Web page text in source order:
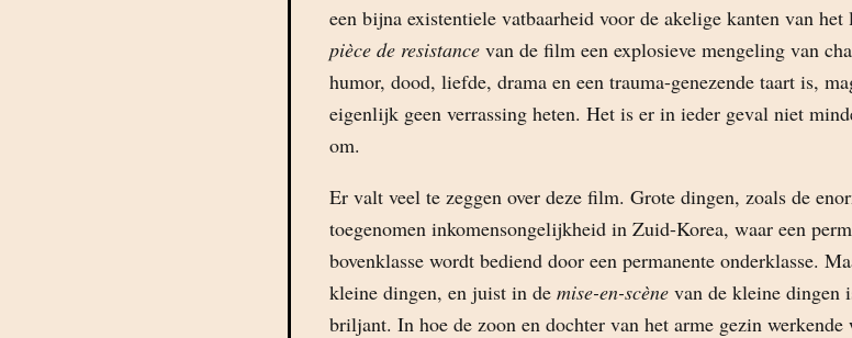
een bijna existentiele vatbaarheid voor de akelige kanten van
pièce de resistance van de film een explosieve mengeling van
humor, dood, liefde, drama en een trauma-genezende taart is,
eigenlijk geen verrassing heten. Het is er in ieder geval niet
om.
Er valt veel te zeggen over deze film. Grote dingen, zoals de
toegenomen inkomensongelijkheid in Zuid-Korea, waar een
bovenklasse wordt bediend door een permanente onderklasse.
kleine dingen, en juist in de mise-en-scène van de kleine dingen
briljant. In hoe de zoon en dochter van het arme gezin